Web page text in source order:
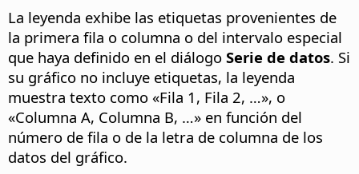
La leyenda exhibe las etiquetas provenientes de
la primera fila o columna o del intervalo especial
que haya definido en el diálogo Serie de datos. Si
su gráfico no incluye etiquetas, la leyenda
muestra texto como «Fila 1, Fila 2, …», o
«Columna A, Columna B, …» en función del
número de fila o de la letra de columna de los
datos del gráfico.